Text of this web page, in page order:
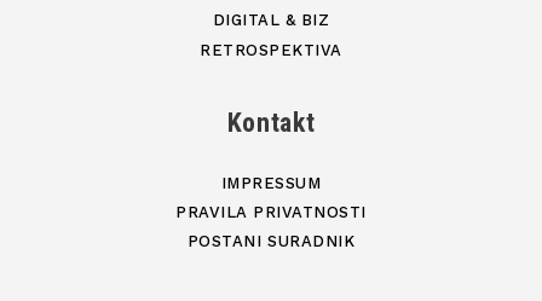
DIGITAL & BIZ
RETROSPEKTIVA
Kontakt
IMPRESSUM
PRAVILA PRIVATNOSTI
POSTANI SURADNIK